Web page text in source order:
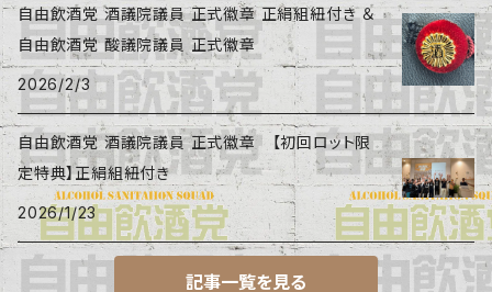
自由飲酒党 酒議院議員 正式徽章 正絹組紐付き ＆
自由飲酒党 酸議院議員 正式徽章
2026/2/3
自由飲酒党 酒議院議員 正式徽章 【初回ロット限
定特典】正絹組紐付き
2026/1/23
記事一覧を見る